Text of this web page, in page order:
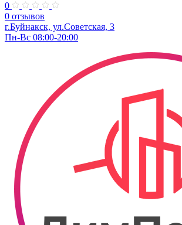
0
0 отзывов
г.Буйнакск, ул.Советская, 3
Пн-Вс 08:00-20:00